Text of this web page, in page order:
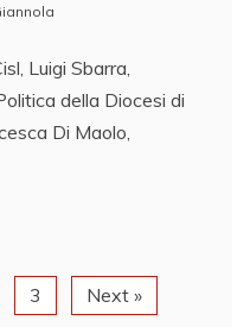
Luigi Sbarra,
della Diocesi di
Di Maolo,
3 Next »